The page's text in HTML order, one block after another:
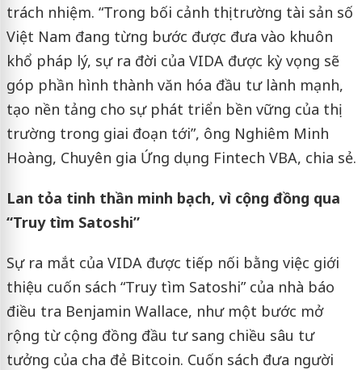
trách nhiệm. “Trong bối cảnh thị trường tài sản số
Việt Nam đang từng bước được đưa vào khuôn
khổ pháp lý, sự ra đời của VIDA được kỳ vọng sẽ
góp phần hình thành văn hóa đầu tư lành mạnh,
tạo nền tảng cho sự phát triển bền vững của thị
trường trong giai đoạn tới”, ông Nghiêm Minh
Hoàng, Chuyên gia Ứng dụng Fintech VBA, chia sẻ.
Lan tỏa tinh thần minh bạch, vì cộng đồng qua
“Truy tìm Satoshi”
Sự ra mắt của VIDA được tiếp nối bằng việc giới
thiệu cuốn sách “Truy tìm Satoshi” của nhà báo
điều tra Benjamin Wallace, như một bước mở
rộng từ cộng đồng đầu tư sang chiều sâu tư
tưởng của cha đẻ Bitcoin. Cuốn sách đưa người